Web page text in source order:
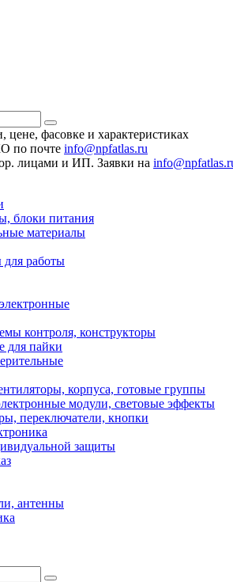
фасовке и характеристиках
по почте info@npfatlas.ru
лицами и ИП. Заявки на
блоки питания
материалы
работы
контроля, конструкторы
для пайки
корпуса, готовые группы
модули, световые эффекты
переключатели, кнопки
защиты
антенны